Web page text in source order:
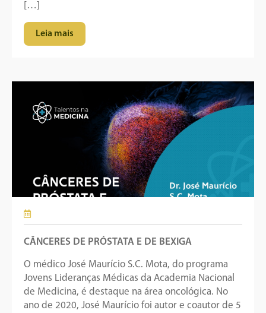
[…]
Leia mais
CÂNCERES DE PRÓSTATA E DE BEXIGA
O médico José Maurício S.C. Mota, do programa
Jovens Lideranças Médicas da Academia Nacional
de Medicina, é destaque na área oncológica. No
ano de 2020, José Maurício foi autor e coautor de 5